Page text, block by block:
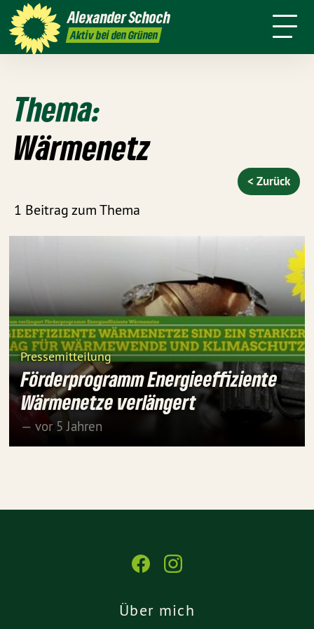
AlexanderSchoch
Aktiv bei den Grünen
Pressemitteilungen
danach
Thema:
Wärmenetz
1 Beitrag zum Thema
< Zurück
Pressemitteilung
Förderprogramm Energieeffiziente
Wärmenetze verlängert
— vor 5 Jahren
Über mich